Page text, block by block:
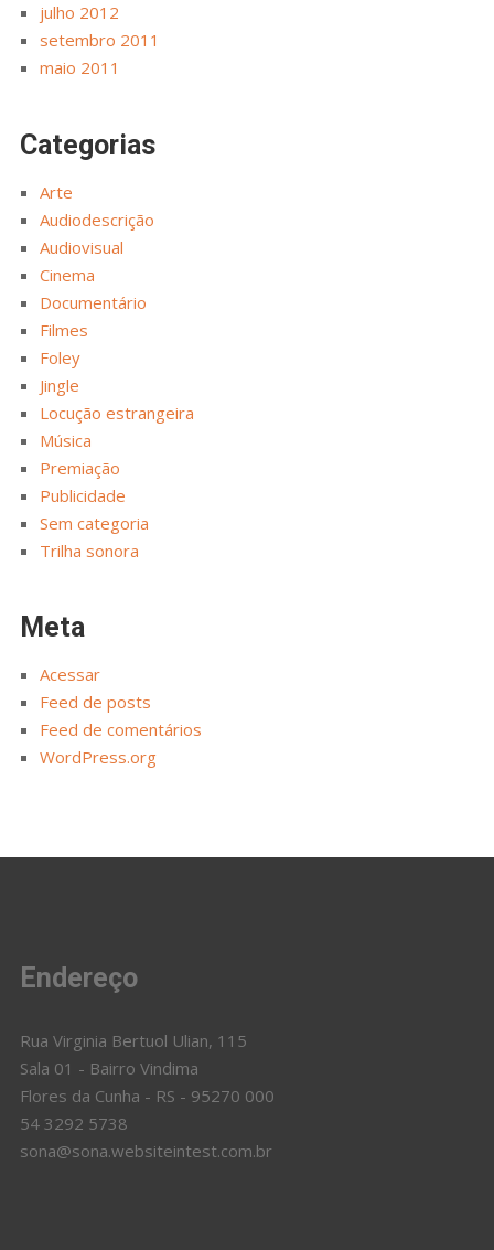
julho 2012
setembro 2011
maio 2011
Categorias
Arte
Audiodescrição
Audiovisual
Cinema
Documentário
Filmes
Foley
Jingle
Locução estrangeira
Música
Premiação
Publicidade
Sem categoria
Trilha sonora
Meta
Acessar
Feed de posts
Feed de comentários
WordPress.org
Endereço
Rua Virginia Bertuol Ulian, 115
Sala 01 - Bairro Vindima
Flores da Cunha - RS - 95270 000
54 3292 5738
sona@sona.websiteintest.com.br